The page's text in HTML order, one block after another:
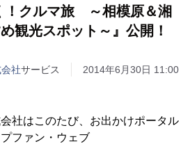
！クルマ旅 ～相模原＆湘
観光スポット～』公開！
社サービス 2014年6月30日 11:00
社はこのたび、お出かけポータル
ファン・ウェブ